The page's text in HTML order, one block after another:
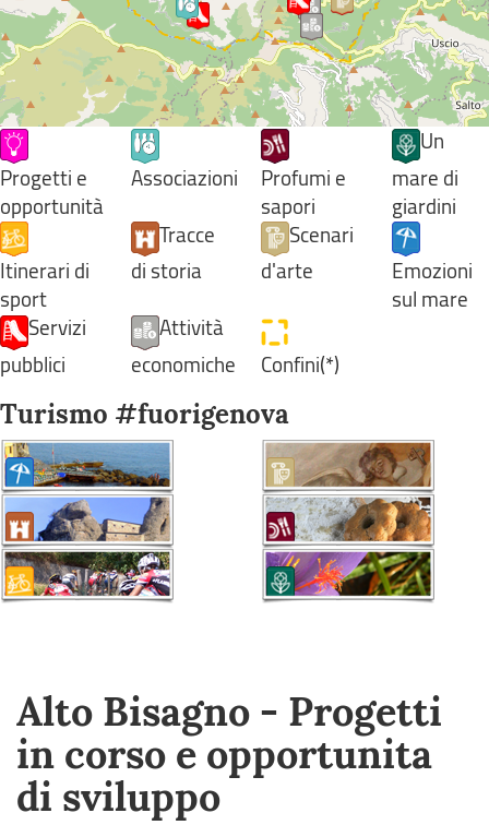
Progetti e
opportunità
Associazioni
Profumi e
sapori
Un
mare di
giardini
Itinerari di
sport
Tracce
di storia
Scenari
d'arte
Emozioni
sul mare
Servizi
pubblici
Attività
economiche
Confini(*)
Turismo #fuorigenova
Alto Bisagno - Progetti
in corso e opportunita
di sviluppo